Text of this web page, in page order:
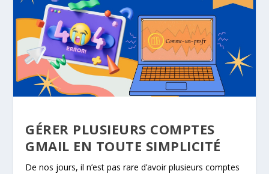
GÉRER PLUSIEURS COMPTES
GMAIL EN TOUTE SIMPLICITÉ
De nos jours, il n’est pas rare d’avoir plusieurs comptes